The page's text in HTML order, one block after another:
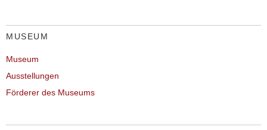
MUSEUM
Museum
Ausstellungen
Förderer des Museums